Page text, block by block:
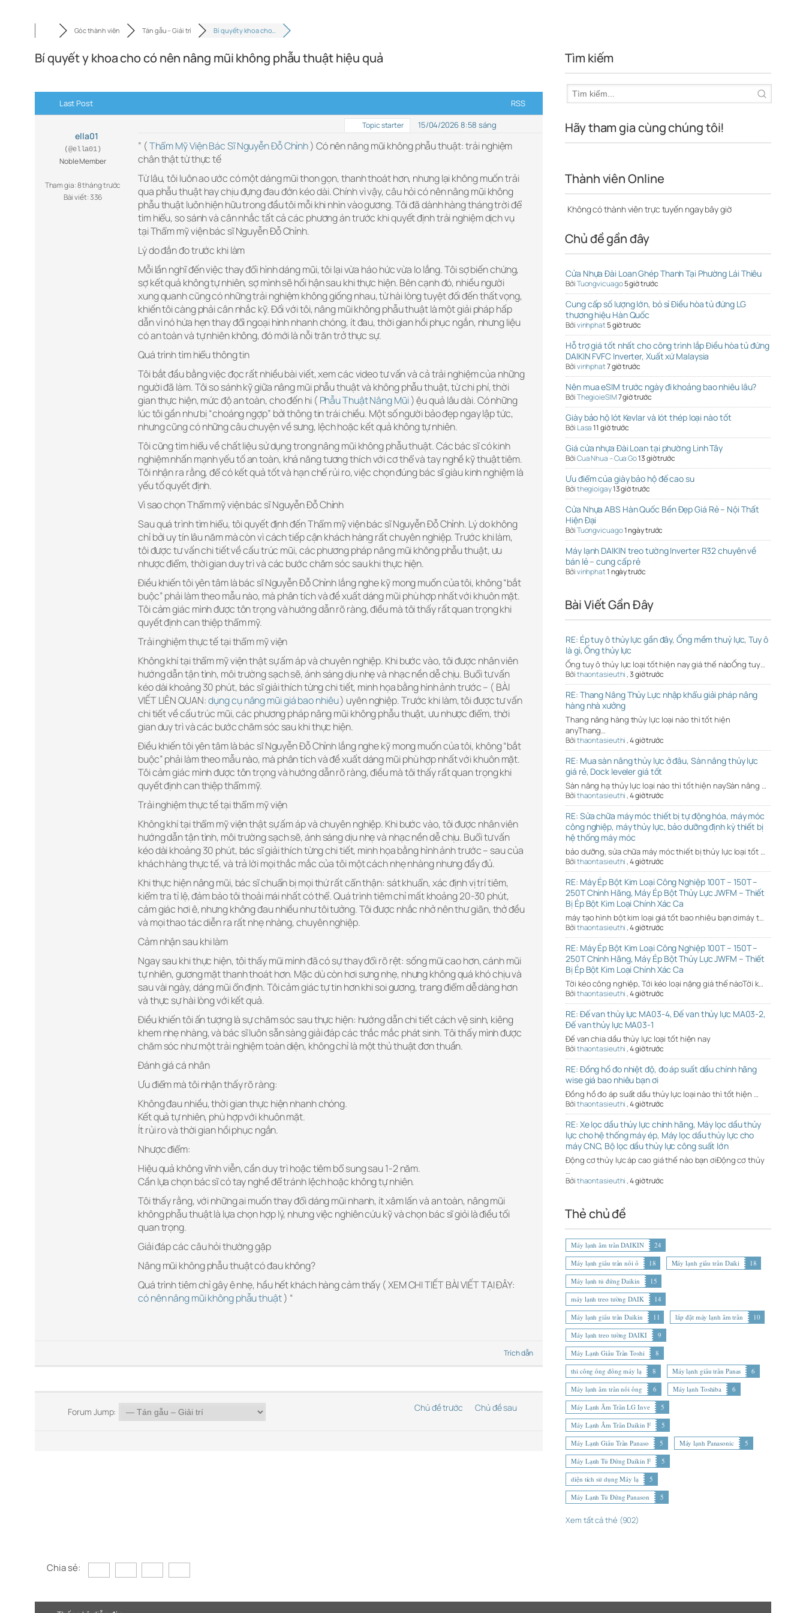
Góc thành viên Tán gẫu – Giải trí Bí quyết y khoa cho…
Bí quyết y khoa cho có nên nâng mũi không phẫu thuật hiệu quả
Last Post RSS
ella01
(@ella01)
Noble Member
Tham gia: 8 tháng trước
Bài viết: 336
Topic starter 15/04/2026 8:58 sáng
” (Thẩm Mỹ Viện Bác Sĩ Nguyễn Đỗ Chỉnh) Có nên nâng mũi không phẫu thuật: trải nghiệm
chân thật từ thực tế
Từ lâu, tôi luôn ao ước có một dáng mũi thon gọn, thanh thoát hơn, nhưng lại không muốn trải
qua phẫu thuật hay chịu đựng đau đớn kéo dài. Chính vì vậy, câu hỏi có nên nâng mũi không
phẫu thuật luôn hiện hữu trong đầu tôi mỗi khi nhìn vào gương. Tôi đã dành hàng tháng trời để
tìm hiểu, so sánh và cân nhắc tất cả các phương án trước khi quyết định trải nghiệm dịch vụ
tại Thẩm mỹ viện bác sĩ Nguyễn Đỗ Chỉnh.
Lý do đắn đo trước khi làm
Mỗi lần nghĩ đến việc thay đổi hình dáng mũi, tôi lại vừa háo hức vừa lo lắng. Tôi sợ biến chứng,
sợ kết quả không tự nhiên, sợ mình sẽ hối hận sau khi thực hiện. Bên cạnh đó, nhiều người
xung quanh cũng có những trải nghiệm không giống nhau, từ hài lòng tuyệt đối đến thất vọng,
khiến tôi càng phải cân nhắc kỹ. Đối với tôi, nâng mũi không phẫu thuật là một giải pháp hấp
dẫn vì nó hứa hẹn thay đổi ngoại hình nhanh chóng, ít đau, thời gian hồi phục ngắn, nhưng liệu
có an toàn và tự nhiên không, đó mới là nỗi trăn trở thực sự.
Quá trình tìm hiểu thông tin
Tôi bắt đầu bằng việc đọc rất nhiều bài viết, xem các video tư vấn và cả trải nghiệm của những
người đã làm. Tôi so sánh kỹ giữa nâng mũi phẫu thuật và không phẫu thuật, từ chi phí, thời
gian thực hiện, mức độ an toàn, cho đến hi ( Phẫu Thuật Nâng Mũi) ệu quả lâu dài. Có những
lúc tôi gần như bị “choáng ngợp” bởi thông tin trái chiều. Một số người bảo đẹp ngay lập tức,
nhưng cũng có những câu chuyện về sưng, lệch hoặc kết quả không tự nhiên.
Tôi cũng tìm hiểu về chất liệu sử dụng trong nâng mũi không phẫu thuật. Các bác sĩ có kinh
nghiệm nhấn mạnh yếu tố an toàn, khả năng tương thích với cơ thể và tay nghề kỹ thuật tiêm.
Tôi nhận ra rằng, để có kết quả tốt và hạn chế rủi ro, việc chọn đúng bác sĩ giàu kinh nghiệm là
yếu tố quyết định.
Vì sao chọn Thẩm mỹ viện bác sĩ Nguyễn Đỗ Chỉnh
Sau quá trình tìm hiểu, tôi quyết định đến Thẩm mỹ viện bác sĩ Nguyễn Đỗ Chỉnh. Lý do không
chỉ bởi uy tín lâu năm mà còn vì cách tiếp cận khách hàng rất chuyên nghiệp. Trước khi làm,
tôi được tư vấn chi tiết về cấu trúc mũi, các phương pháp nâng mũi không phẫu thuật, ưu
nhược điểm, thời gian duy trì và các bước chăm sóc sau khi thực hiện.
Điều khiến tôi yên tâm là bác sĩ Nguyễn Đỗ Chỉnh lắng nghe kỹ mong muốn của tôi, không “bắt
buộc” phải làm theo mẫu nào, mà phân tích và đề xuất dáng mũi phù hợp nhất với khuôn mặt.
Tôi cảm giác mình được tôn trọng và hướng dẫn rõ ràng, điều mà tôi thấy rất quan trọng khi
quyết định can thiệp thẩm mỹ.
Trải nghiệm thực tế tại thẩm mỹ viện
Không khí tại thẩm mỹ viện thật sự ấm áp và chuyên nghiệp. Khi bước vào, tôi được nhân viên
hướng dẫn tận tình, môi trường sạch sẽ, ánh sáng dịu nhẹ và nhạc nền dễ chịu. Buổi tư vấn
kéo dài khoảng 30 phút, bác sĩ giải thích từng chi tiết, minh họa bằng hình ảnh trước – ( BÀI
VIẾT LIÊN QUAN:dụng cụ nâng mũi giá bao nhiêu) uyên nghiệp. Trước khi làm, tôi được tư vấn
chi tiết về cấu trúc mũi, các phương pháp nâng mũi không phẫu thuật, ưu nhược điểm, thời
gian duy trì và các bước chăm sóc sau khi thực hiện.
Điều khiến tôi yên tâm là bác sĩ Nguyễn Đỗ Chỉnh lắng nghe kỹ mong muốn của tôi, không “bắt
buộc” phải làm theo mẫu nào, mà phân tích và đề xuất dáng mũi phù hợp nhất với khuôn mặt.
Tôi cảm giác mình được tôn trọng và hướng dẫn rõ ràng, điều mà tôi thấy rất quan trọng khi
quyết định can thiệp thẩm mỹ.
Trải nghiệm thực tế tại thẩm mỹ viện
Không khí tại thẩm mỹ viện thật sự ấm áp và chuyên nghiệp. Khi bước vào, tôi được nhân viên
hướng dẫn tận tình, môi trường sạch sẽ, ánh sáng dịu nhẹ và nhạc nền dễ chịu. Buổi tư vấn
kéo dài khoảng 30 phút, bác sĩ giải thích từng chi tiết, minh họa bằng hình ảnh trước – sau của
khách hàng thực tế, và trả lời mọi thắc mắc của tôi một cách nhẹ nhàng nhưng đầy đủ.
Khi thực hiện nâng mũi, bác sĩ chuẩn bị mọi thứ rất cẩn thận: sát khuẩn, xác định vị trí tiêm,
kiểm tra tỉ lệ, đảm bảo tôi thoải mái nhất có thể. Quá trình tiêm chỉ mất khoảng 20-30 phút,
cảm giác hơi ê, nhưng không đau nhiều như tôi tưởng. Tôi được nhắc nhở nên thư giãn, thở đều
và mọi thao tác diễn ra rất nhẹ nhàng, chuyên nghiệp.
Cảm nhận sau khi làm
Ngay sau khi thực hiện, tôi thấy mũi mình đã có sự thay đổi rõ rệt: sống mũi cao hơn, cánh mũi
tự nhiên, gương mặt thanh thoát hơn. Mặc dù còn hơi sưng nhẹ, nhưng không quá khó chịu và
sau vài ngày, dáng mũi ổn định. Tôi cảm giác tự tin hơn khi soi gương, trang điểm dễ dàng hơn
và thực sự hài lòng với kết quả.
Điều khiến tôi ấn tượng là sự chăm sóc sau thực hiện: hướng dẫn chi tiết cách vệ sinh, kiêng
khem nhẹ nhàng, và bác sĩ luôn sẵn sàng giải đáp các thắc mắc phát sinh. Tôi thấy mình được
chăm sóc như một trải nghiệm toàn diện, không chỉ là một thủ thuật đơn thuần.
Đánh giá cá nhân
Ưu điểm mà tôi nhận thấy rõ ràng:
Không đau nhiều, thời gian thực hiện nhanh chóng.
Kết quả tự nhiên, phù hợp với khuôn mặt.
Ít rủi ro và thời gian hồi phục ngắn.
Nhược điểm:
Hiệu quả không vĩnh viễn, cần duy trì hoặc tiêm bổ sung sau 1-2 năm.
Cần lựa chọn bác sĩ có tay nghề để tránh lệch hoặc không tự nhiên.
Tôi thấy rằng, với những ai muốn thay đổi dáng mũi nhanh, ít xâm lấn và an toàn, nâng mũi
không phẫu thuật là lựa chọn hợp lý, nhưng việc nghiên cứu kỹ và chọn bác sĩ giỏi là điều tối
quan trọng.
Giải đáp các câu hỏi thường gặp
Nâng mũi không phẫu thuật có đau không?
Quá trình tiêm chỉ gây ê nhẹ, hầu hết khách hàng cảm thấy ( XEM CHI TIẾT BÀI VIẾT TẠI ĐÂY:
có nên nâng mũi không phẫu thuật) “
Trích dẫn
Forum Jump: Chủ đề trước Chủ đề sau
Tìm kiếm
Hãy tham gia cùng chúng tôi!
Thành viên Online
Không có thành viên trực tuyến ngay bây giờ
Chủ đề gần đây
Cửa Nhựa Đài Loan Ghép Thanh Tại Phường Lái Thiêu
BởiTuongvicuago5 giờ trước
Cung cấp số lượng lớn, bỏ sỉ Điều hòa tủ đứng LG
thương hiệu Hàn Quốc
Bởivinhphat5 giờ trước
Hỗ trợ giá tốt nhất cho công trình lắp Điều hòa tủ đứng
DAIKIN FVFC Inverter, Xuất xứ Malaysia
Bởivinhphat7 giờ trước
Nên mua eSIM trước ngày đi khoảng bao nhiêu lâu?
BởiThegioieSIM7 giờ trước
Giày bảo hộ lót Kevlar và lót thép loại nào tốt
Bởi Lasa11 giờ trước
Giá cửa nhựa Đài Loan tại phường Linh Tây
BởiCua Nhua – Cua Go13 giờ trước
Ưu điểm của giày bảo hộ đế cao su
Bởithegioigay13 giờ trước
Cửa Nhựa ABS Hàn Quốc Bền Đẹp Giá Rẻ – Nội Thất
Hiện Đại
BởiTuongvicuago1 ngày trước
Máy lạnh DAIKIN treo tường Inverter R32 chuyên về
bán lẻ – cung cấp rẻ
Bởivinhphat1 ngày trước
Bài Viết Gần Đây
RE: Ép tuy ô thủy lực gần đây, Ống mềm thuỷ lực, Tuy ô
là gì, Ống thủy lực
Ống tuy ô thủy lực loại tốt hiện nay giá thế nàoỐng tuy…
Bởithaontasieuthi,3 giờ trước
RE: Thang Nâng Thủy Lực nhập khẩu giải pháp nâng
hàng nhà xưởng
Thang nâng hàng thủy lực loại nào thì tốt hiện
anyThang…
Bởithaontasieuthi,4 giờ trước
RE: Mua sàn nâng thủy lực ở đâu, Sàn nâng thủy lực
giá rẻ, Dock leveler giá tốt
Sàn nâng hạ thủy lực loại nào thì tốt hiện naySàn nâng …
Bởithaontasieuthi,4 giờ trước
RE: Sửa chữa máy móc thiết bị tự động hóa, máy móc
công nghiệp, máy thủy lực, bảo dưỡng định kỳ thiết bị
hệ thống máy móc
bảo dưỡng, sửa chữa máy móc thiết bị thủy lực loại tốt …
Bởithaontasieuthi,4 giờ trước
RE: Máy Ép Bột Kim Loại Công Nghiệp 100T – 150T –
250T Chính Hãng, Máy Ép Bột Thủy Lực JWFM – Thiết
Bị Ép Bột Kim Loại Chính Xác Ca
máy tạo hình bột kim loại giá tốt bao nhiêu bạn ơimáy t…
Bởithaontasieuthi,4 giờ trước
RE: Máy Ép Bột Kim Loại Công Nghiệp 100T – 150T –
250T Chính Hãng, Máy Ép Bột Thủy Lực JWFM – Thiết
Bị Ép Bột Kim Loại Chính Xác Ca
Tời kéo công nghiệp, Tới kéo loại nặng giá thế nàoTời k…
Bởithaontasieuthi,4 giờ trước
RE: Đế van thủy lực MA03-4, Đế van thủy lực MA03-2,
Đế van thủy lực MA03-1
Đế van chia dầu thủy lực loại tốt hiện nay
Bởithaontasieuthi,4 giờ trước
RE: Đồng hồ đo nhiệt độ, đo áp suất dầu chính hãng
wise giá bao nhiêu bạn ơi
Đồng hồ đo áp suất dầu thủy lực loại nào thì tốt hiện …
Bởithaontasieuthi,4 giờ trước
RE: Xe lọc dầu thủy lực chính hãng, Máy lọc dầu thủy
lực cho hệ thống máy ép, Máy lọc dầu thủy lực cho
máy CNC, Bộ lọc dầu thủy lực công suất lớn
Động cơ thủy lực áp cao giá thế nào bạn ơiĐộng cơ thủy
…
Bởithaontasieuthi,4 giờ trước
Thẻ chủ đề
Máy lạnh âm trần DAIKIN
24
Máy lạnh giấu trần nối ố
18 Máy lạnh giấu trần Daiki
18
Máy lạnh tủ đứng Daikin
15
máy lạnh treo tường DAIK
14
Máy lạnh giấu trần Daikin
11 lắp đặt máy lạnh âm trần
10
Máy lạnh treo tường DAIKI
9
Máy Lạnh Giấu Trần Toshi
8
thi công ống đồng máy lạ
8 Máy lạnh giấu trần Panas
6
Máy lạnh âm trần nối ống
6 Máy lạnh Toshiba
6
Máy Lạnh Âm Trần LG Inve
5
Máy Lạnh Âm Trần Daikin F
5
Máy Lạnh Giấu Trần Panaso
5 Máy lạnh Panasonic
5
Máy Lạnh Tủ Đứng Daikin F
5
diện tích sử dụng Máy lạ
5
Máy Lạnh Tủ Đứng Panason
5
Xem tất cả thẻ (902)
Chia sẻ: